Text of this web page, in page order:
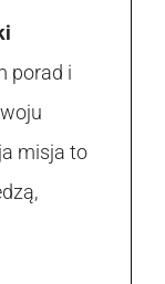
porad i
misja to